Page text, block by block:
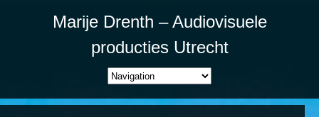
Marije Drenth – Audiovisuele
producties Utrecht